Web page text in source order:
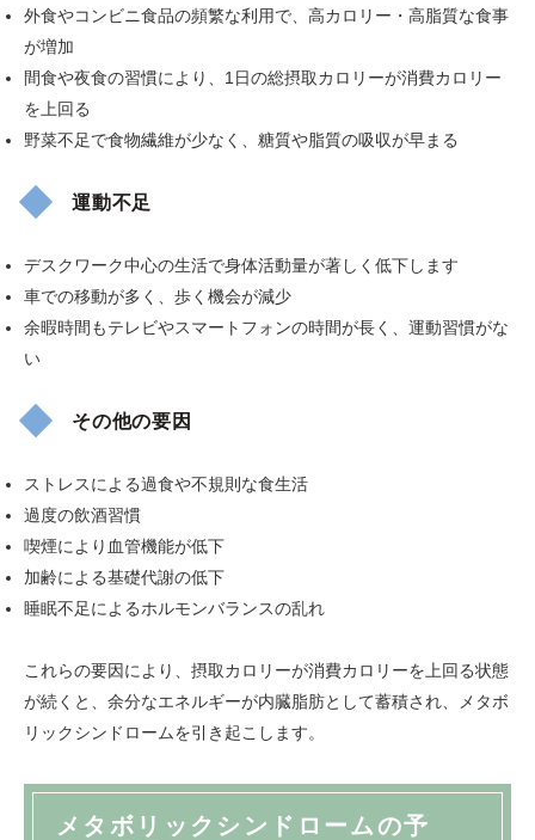
外食やコンビニ食品の頻繁な利用で、高カロリー・高脂質な食事
が増加
間食や夜食の習慣により、1日の総摂取カロリーが消費カロリー
を上回る
野菜不足で食物繊維が少なく、糖質や脂質の吸収が早まる
運動不足
デスクワーク中心の生活で身体活動量が著しく低下します
車での移動が多く、歩く機会が減少
余暇時間もテレビやスマートフォンの時間が長く、運動習慣がな
い
その他の要因
ストレスによる過食や不規則な食生活
過度の飲酒習慣
喫煙により血管機能が低下
加齢による基礎代謝の低下
睡眠不足によるホルモンバランスの乱れ
これらの要因により、摂取カロリーが消費カロリーを上回る状態
が続くと、余分なエネルギーが内臓脂肪として蓄積され、メタボ
リックシンドロームを引き起こします。
メタボリックシンドロームの予